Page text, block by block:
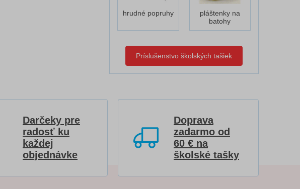
hrudné popruhy
pláštenky na
batohy
Príslušenstvo školských tašiek
Darčeky pre
radosť ku
každej
objednávke
Doprava
zadarmo od
60 € na
školské tašky